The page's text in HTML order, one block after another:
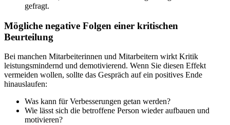
gefragt.
Mögliche negative Folgen einer kritischen
Beurteilung
Bei manchen Mitarbeiterinnen und Mitarbeitern wirkt Kritik
leistungsmindernd und demotivierend. Wenn Sie diesen Effekt
vermeiden wollen, sollte das Gespräch auf ein positives Ende
hinauslaufen:
Was kann für Verbesserungen getan werden?
Wie lässt sich die betroffene Person wieder aufbauen und
motivieren?